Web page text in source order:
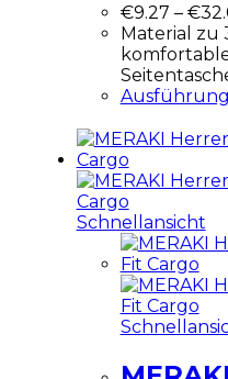
€9.27 – €
Material zu
Schnellansicht